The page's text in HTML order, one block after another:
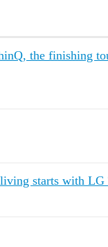
the finishing
starts with